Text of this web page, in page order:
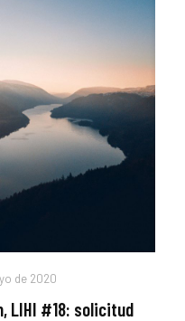
de 2020
LIHI #18: solicitud